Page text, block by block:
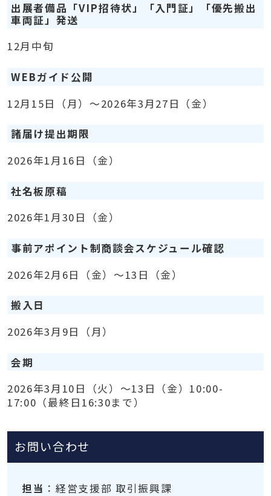
出展者備品「VIP招待状」「入門証」「優先搬出
車両証」発送
12月中旬
WEBガイド公開
12月15日（月）～2026年3月27日（金）
諸届け提出期限
2026年1月16日（金）
社名板原稿
2026年1月30日（金）
事前アポイント制商談会スケジュール確認
2026年2月6日（金）～13日（金）
搬入日
2026年3月9日（月）
会期
2026年3月10日（火）～13日（金）10:00-
17:00（最終日16:30まで）
お問い合わせ
担当 ：経営支援部 取引振興課